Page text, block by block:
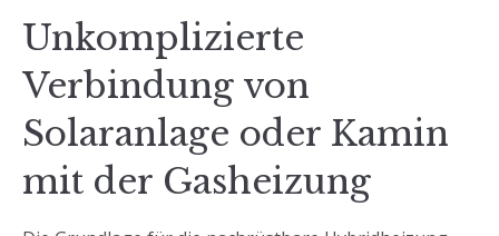
Unkomplizierte
Verbindung von
Solaranlage oder Kamin
mit der Gasheizung